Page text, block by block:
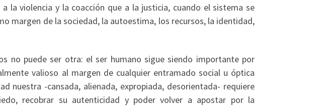
la violencia y la coacción que a la justicia, cuando el sistema se
margen de la sociedad, la autoestima, los recursos, la identidad,
no puede ser otra: el ser humano sigue siendo importante por
valioso al margen de cualquier entramado social u óptica
nuestra -cansada, alienada, expropiada, desorientada- requiere
recobrar su autenticidad y poder volver a apostar por la